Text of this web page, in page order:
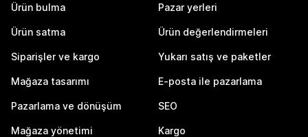
Ürün bulma
Ürün satma
Siparişler ve kargo
Mağaza tasarımı
Pazarlama ve dönüşüm
Mağaza yönetimi
Pazar yerleri
Ürün değerlendirmeleri
Yukarı satış ve paketler
E-posta ile pazarlama
SEO
Kargo